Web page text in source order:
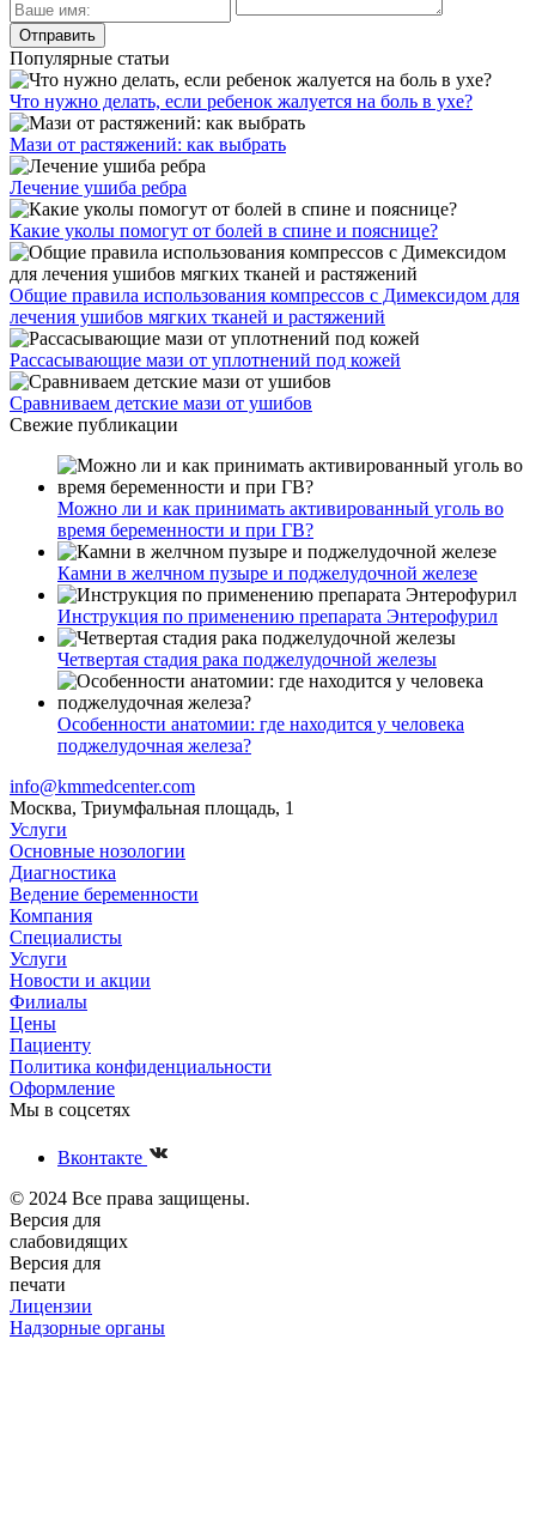
Популярные статьи
Что нужно делать, если ребенок жалуется на боль в ухе?
Мази от растяжений: как выбрать
Лечение ушиба ребра
Какие уколы помогут от болей в спине и пояснице?
Общие правила использования компрессов с Димексидом для
лечения ушибов мягких тканей и растяжений
Рассасывающие мази от уплотнений под кожей
Сравниваем детские мази от ушибов
Свежие публикации
Можно ли и как принимать активированный уголь во
время беременности и при ГВ?
Камни в желчном пузыре и поджелудочной железе
Инструкция по применению препарата Энтерофурил
Четвертая стадия рака поджелудочной железы
Особенности анатомии: где находится у человека
поджелудочная железа?
info@kmmedcenter.com
Москва, Триумфальная площадь, 1
Услуги
Основные нозологии
Диагностика
Ведение беременности
Компания
Специалисты
Услуги
Новости и акции
Филиалы
Цены
Пациенту
Политика конфиденциальности
Оформление
Мы в соцсетях
Вконтакте
© 2024 Все права защищены.
Версия для
слабовидящих
Версия для
печати
Лицензии
Надзорные органы